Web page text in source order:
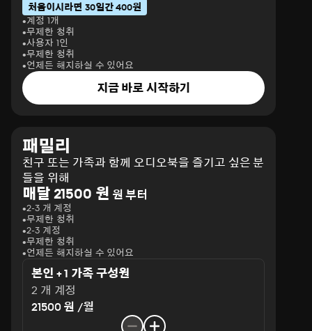
처음이시라면 30일간 400원
계정 1개
무제한 청취
사용자 1인
무제한 청취
언제든 해지하실 수 있어요
지금 바로 시작하기
패밀리
친구 또는 가족과 함께 오디오북을 즐기고 싶은 분
들을 위해
매달 21500 원 원 부터
2-3 개 계정
무제한 청취
2-3 계정
무제한 청취
언제든 해지하실 수 있어요
본인 + 1 가족 구성원
2 개 계정
21500 원 /월